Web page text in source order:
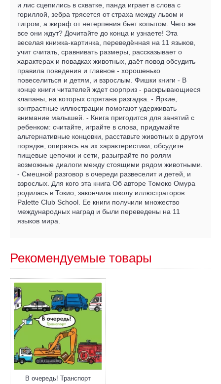
и лис сцепились в схватке, панда играет в слова с
гориллой, зебра трясется от страха между львом и
тигром, а жираф от нетерпения бьет копытом. Чего же
все они ждут? Дочитайте до конца и узнаете! Эта
веселая книжка-картинка, переведённая на 11 языков,
учит считать, сравнивать размеры, рассказывает о
характерах и повадках животных, даёт повод обсудить
правила поведения и главное - хорошенько
повеселиться и детям, и взрослым. Фишки книги - В
конце книги читателей ждет сюрприз - раскрывающиеся
клапаны, на которых спрятана разгадка. - Яркие,
контрастные иллюстрации помогают удерживать
внимание малышей. - Книга пригодится для занятий с
ребенком: считайте, играйте в слова, придумайте
альтернативные концовки, расставьте животных в другом
порядке, опираясь на их характеристики, обсудите
пищевые цепочки и сети, разыграйте по ролям
возможные диалоги между стоящими рядом животными.
- Смешной разговор в очереди развеселит и детей, и
взрослых. Для кого эта книга Об авторе Томоко Омура
родилась в Токио, закончила школу иллюстраторов
Palette Club School. Ее книги получили множество
международных наград и были переведены на 11
языков мира.
Рекомендуемые товары
В очередь! Транспорт